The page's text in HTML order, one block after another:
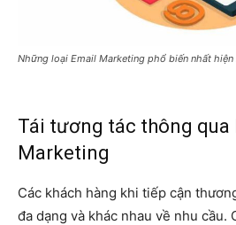
Những loại Email Marketing phổ biến nhất hiện
Tái tương tác thông qua
Marketing
Các khách hàng khi tiếp cận
đa dạng và khác nhau về nhu cầu.